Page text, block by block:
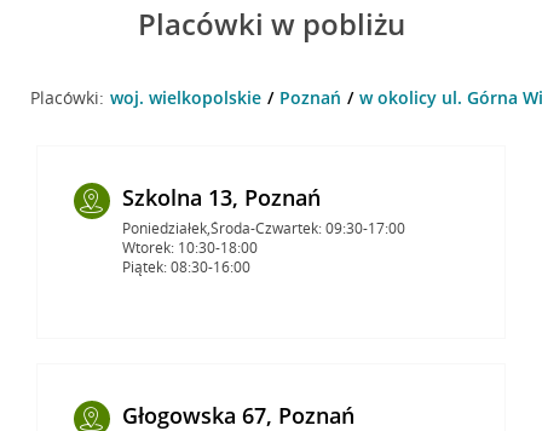
Placówki w pobliżu
Placówki: woj. wielkopolskie Poznań w okolicy ul. Górna
Szkolna 13, Poznań
Poniedziałek,Środa-Czwartek: 09:30-17:00
Wtorek: 10:30-18:00
Piątek: 08:30-16:00
Głogowska 67, Poznań